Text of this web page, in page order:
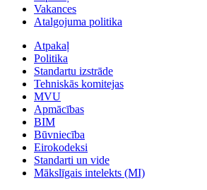
Vakances
Atalgojuma politika
Atpakaļ
Politika
Standartu izstrāde
Tehniskās komitejas
MVU
Apmācības
BIM
Būvniecība
Eirokodeksi
Standarti un vide
Mākslīgais intelekts (MI)